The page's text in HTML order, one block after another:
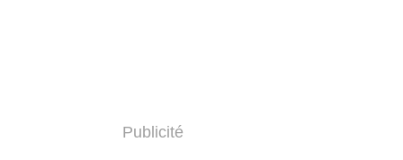
Publicité